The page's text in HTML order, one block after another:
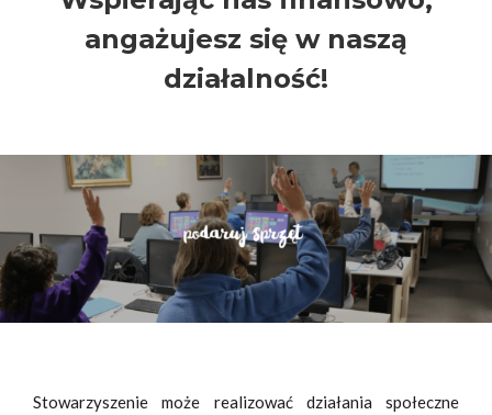
angażujesz się w naszą
działalność!
Stowarzyszenie może realizować działania społeczne